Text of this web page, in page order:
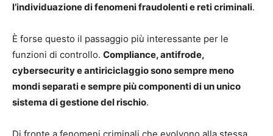
l’individuazione di fenomeni fraudolenti e reti criminali.
È forse questo il passaggio più interessante per le
funzioni di controllo. Compliance, antifrode,
cybersecurity e antiriciclaggio sono sempre meno
mondi separati e sempre più componenti di un unico
sistema di gestione del rischio.